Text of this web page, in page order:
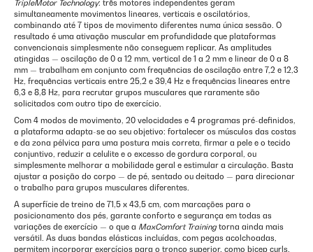
TripleMotor Technology: três motores independentes geram
simultaneamente movimentos lineares, verticais e oscilatórios,
combinando até 7 tipos de movimento diferentes numa única sessão. O
resultado é uma ativação muscular em profundidade que plataformas
convencionais simplesmente não conseguem replicar. As amplitudes
atingidas — oscilação de 0 a 12 mm, vertical de 1 a 2 mm e linear de 0 a 8
mm — trabalham em conjunto com frequências de oscilação entre 7,2 e 12,3
Hz, frequências verticais entre 25,2 e 39,4 Hz e frequências lineares entre
6,3 e 8,8 Hz, para recrutar grupos musculares que raramente são
solicitados com outro tipo de exercício.
Com 4 modos de movimento, 20 velocidades e 4 programas pré-definidos,
a plataforma adapta-se ao seu objetivo: fortalecer os músculos das costas
e da zona pélvica para uma postura mais correta, firmar a pele e o tecido
conjuntivo, reduzir a celulite e o excesso de gordura corporal, ou
simplesmente melhorar a mobilidade geral e estimular a circulação. Basta
ajustar a posição do corpo — de pé, sentado ou deitado — para direcionar
o trabalho para grupos musculares diferentes.
A superfície de treino de 71,5 x 43,5 cm, com marcações para o
posicionamento dos pés, garante conforto e segurança em todas as
variações de exercício — o que a MaxComfort Training torna ainda mais
versátil. As duas bandas elásticas incluídas, com pegas acolchoadas,
permitem incorporar exercícios para o tronco superior, como bicep curls,